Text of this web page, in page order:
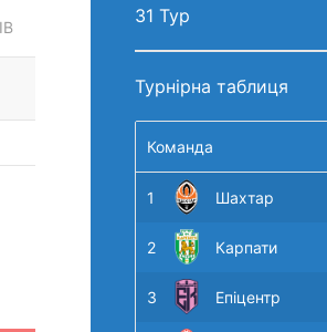
31 Тур
Турнірна таблиця
Команда
1 Шахтар
2 Карпати
3 Епіцентр